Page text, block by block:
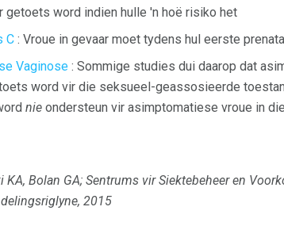
getoets word indien hulle 'n hoë risiko het
C : Vroue in gevaar moet tydens hul eerste
Vaginose : Sommige studies dui daarop dat
word vir die seksueel-geassosieerde
nie ondersteun vir asimptomatiese vroue in
KA, Bolan GA; Sentrums vir Siektebeheer en
2015